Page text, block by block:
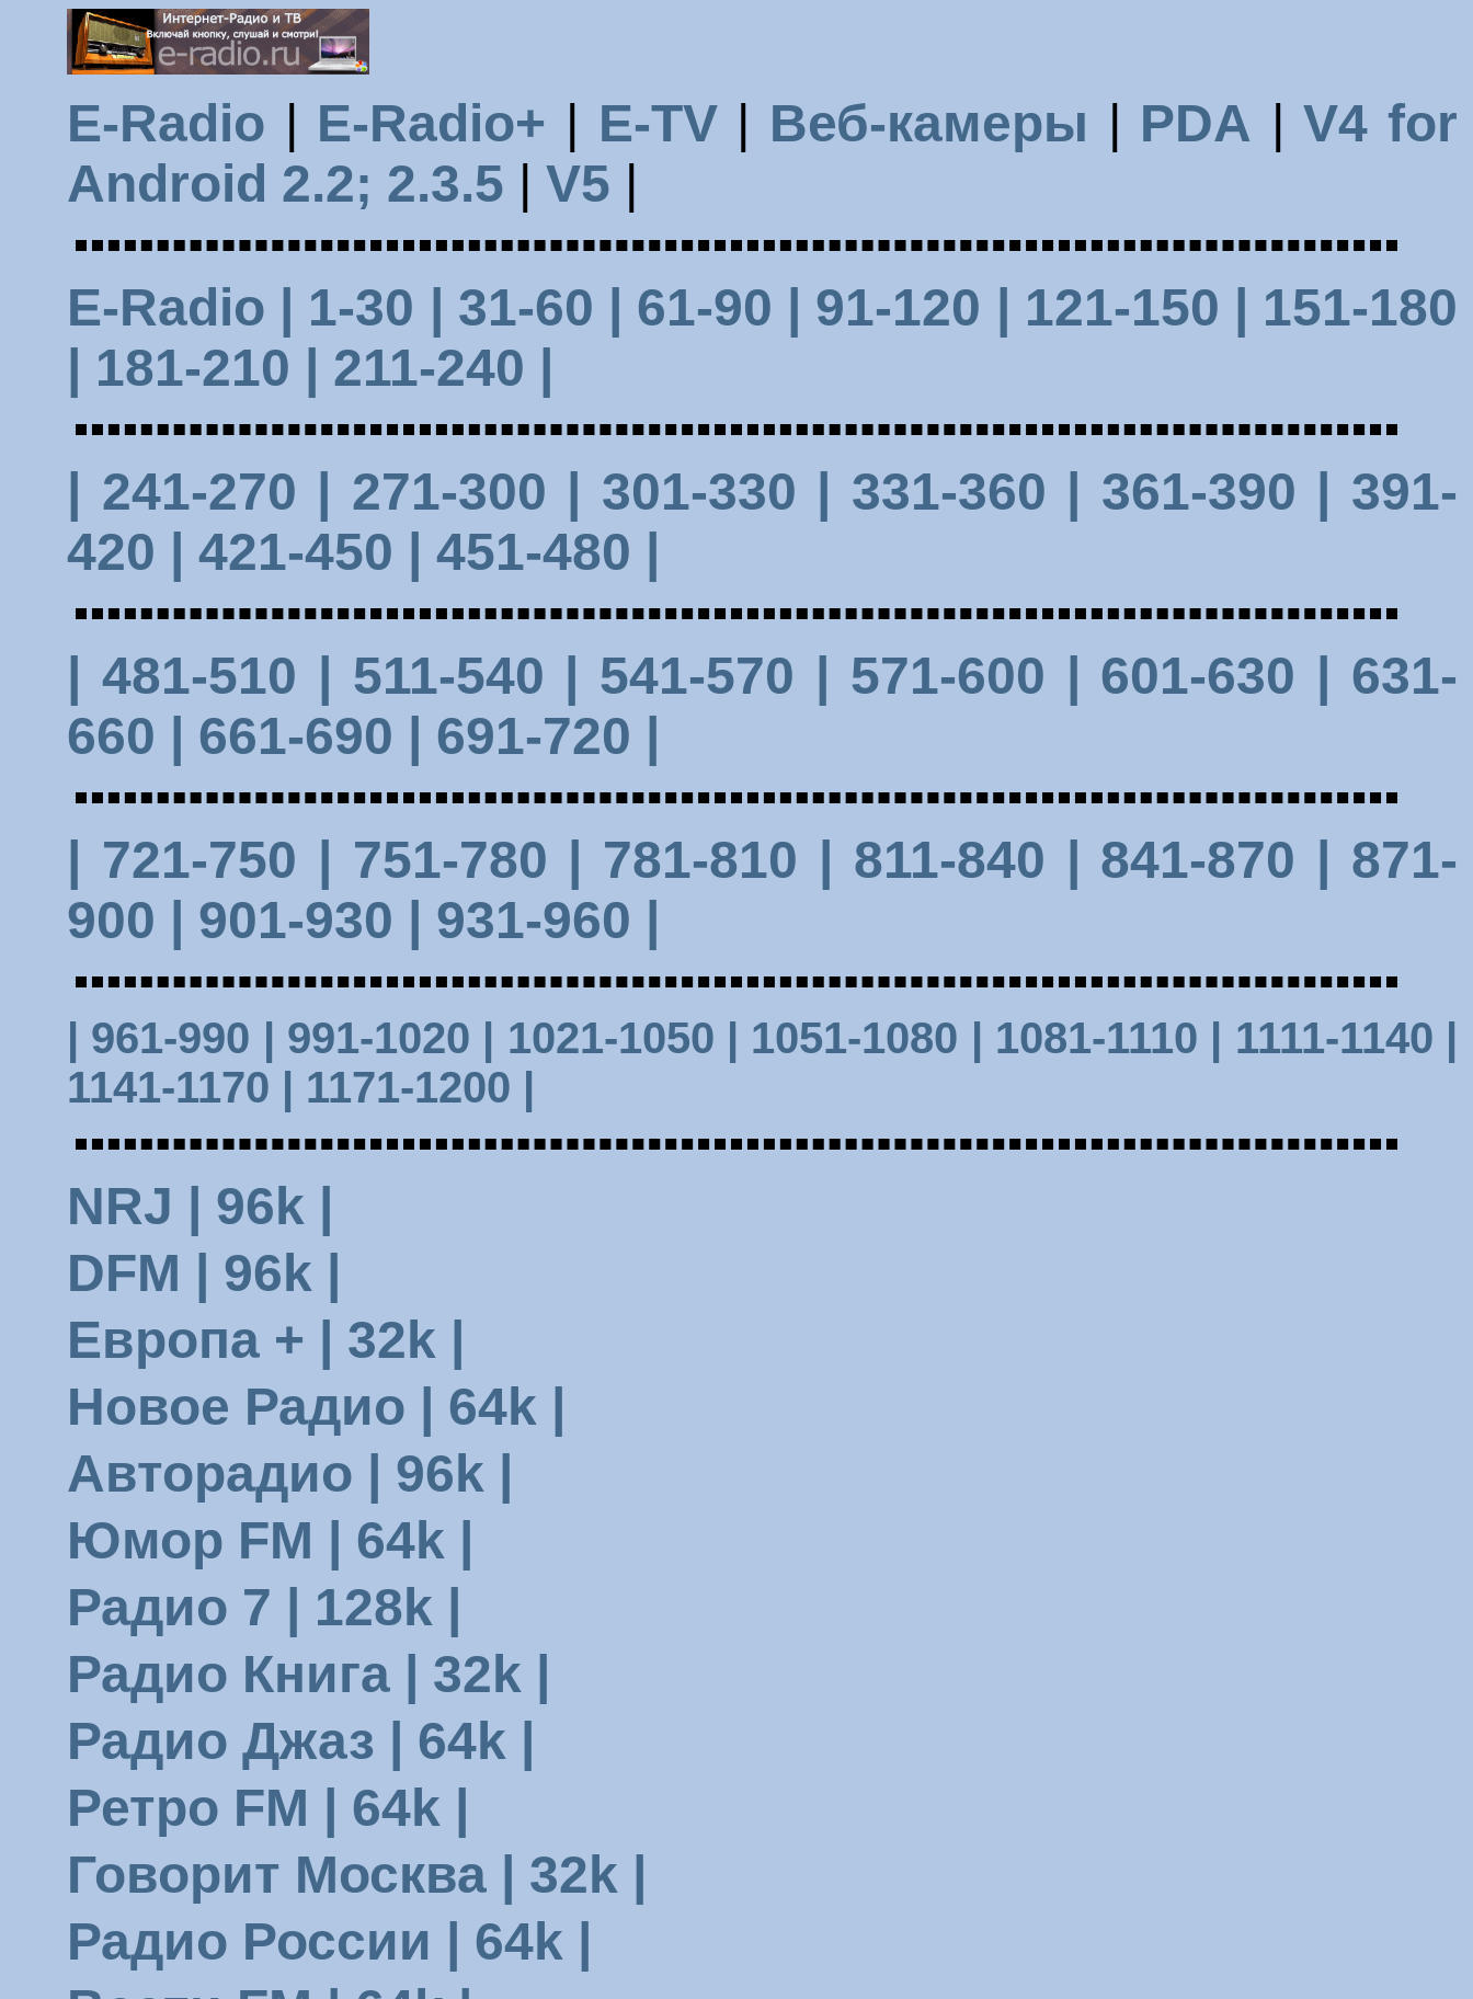
E-Radio | E-Radio+ | E-TV| Веб-камеры | PDA |V4 for
Android 2.2; 2.3.5 |V5 |
E-Radio | 1-30 | 31-60 | 61-90 | 91-120 | 121-150 | 151-180
| 181-210 | 211-240 |
| 241-270 | 271-300 | 301-330 | 331-360 | 361-390 | 391-
420 | 421-450 | 451-480 |
| 481-510 | 511-540 | 541-570 | 571-600 | 601-630 | 631-
660 | 661-690 | 691-720 |
| 721-750 | 751-780 | 781-810 | 811-840 | 841-870 | 871-
900 | 901-930 | 931-960 |
| 961-990 | 991-1020 | 1021-1050 | 1051-1080 | 1081-1110 | 1111-1140 |
1141-1170 | 1171-1200 |
NRJ | 96k |
DFM | 96k |
Европа + | 32k |
Новое Радио | 64k |
Авторадио | 96k |
Юмор FM | 64k |
Радио 7 | 128k |
Радио Книга | 32k |
Радио Джаз | 64k |
Ретро FM | 64k |
Говорит Москва | 32k |
Радио России | 64k |